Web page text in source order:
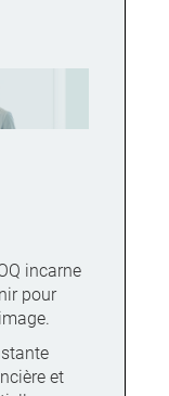
incarne
pour
et